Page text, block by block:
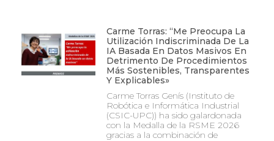
Carme Torras: “Me Preocupa La
Utilización Indiscriminada De La
IA Basada En Datos Masivos En
Detrimento De Procedimientos
Más Sostenibles, Transparentes
Y Explicables»
Carme Torras Genís (Instituto de
Robótica e Informática Industrial
(CSIC-UPC)) ha sido galardonada
con la Medalla de la RSME 2026
gracias a la combinación de